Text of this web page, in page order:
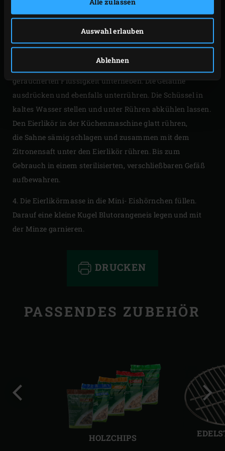
Auswahl erlauben
Ablehnen
geräucherten Flüssigkeit unterheben. Die Gelatine
ausdrücken und ebenfalls unterrühren. Die Schüssel in
kaltes Wasser stellen und unter Rühren abkühlen lassen.
Den Eierlikör in der Küchenmaschine glatt rühren,
die Sahne sämig schlagen und zusammen mit dem
Zitronensaft unter den Eierlikör rühren. Bis zum
Gebrauch in einem sterilisierten, verschließbaren Gefäß
aufbewahren.
4. Die Eierlikörmasse in die Mini- Eishörnchen füllen.
Darauf eine kleine Kugel Blutorangeneis legen und mit
der Minze garnieren.
DRUCKEN
PASSENDES ZUBEHÖR
HOLZCHIPS
Folie